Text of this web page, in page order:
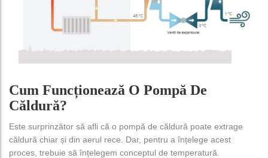
Cum Funcționează O Pompă De
Căldură?
Este surprinzător să afli că o pompă de căldură poate extrage
căldură chiar și din aerul rece. Dar, pentru a înțelege acest
proces, trebuie să înțelegem conceptul de temperatură.